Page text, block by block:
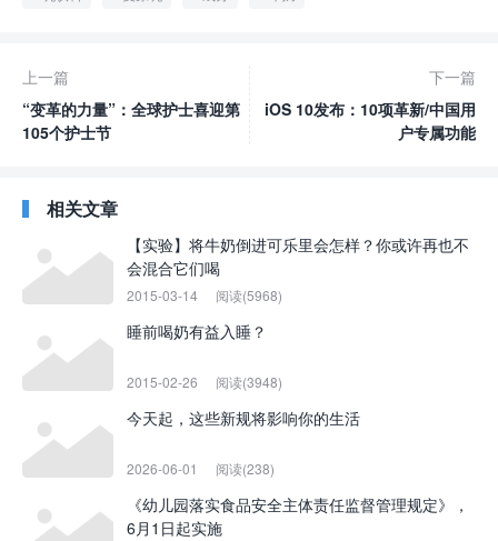
上一篇
“变革的力量”：全球护士喜迎第
105个护士节
下一篇
iOS 10发布：10项革新/中国用
户专属功能
相关文章
【实验】将牛奶倒进可乐里会怎样？你或许再也不
会混合它们喝
2015-03-14 阅读(5968)
睡前喝奶有益入睡？
2015-02-26 阅读(3948)
今天起，这些新规将影响你的生活
2026-06-01 阅读(238)
《幼儿园落实食品安全主体责任监督管理规定》，
6月1日起实施